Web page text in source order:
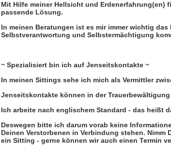
Mit Hilfe meiner Hellsicht und Erdenerfahrung(en)
passende Lösung.
In meinen Beratungen ist es mir immer wichtig das
Selbstverantwortung und Selbstermächtigung
~ Spezialisiert bin ich auf Jenseitskontakte ~
In meinen Sittings sehe ich mich als Vermittler
Jenseitskontakte können in der
Ich arbeite nach englischem Standard - das heißt
Deswegen bitte ich darum vorab keine
Deinen Verstorbenen in Verbindung stehen. Nimm
ein Sitting - gerne können wir auch einen Termin